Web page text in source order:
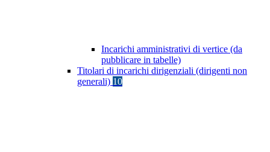
Incarichi amministrativi di vertice (da
pubblicare in tabelle)
Titolari di incarichi dirigenziali (dirigenti non
generali) 10